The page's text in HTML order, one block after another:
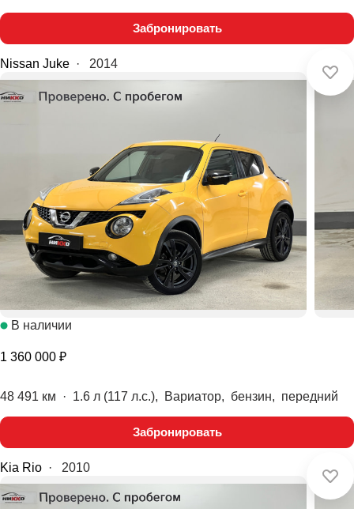
Забронировать
Nissan Juke · 2014
В наличии
1 360 000 ₽
48 491 км · 1.6 л (117 л.с.), Вариатор, бензин, передний
Забронировать
Kia Rio · 2010